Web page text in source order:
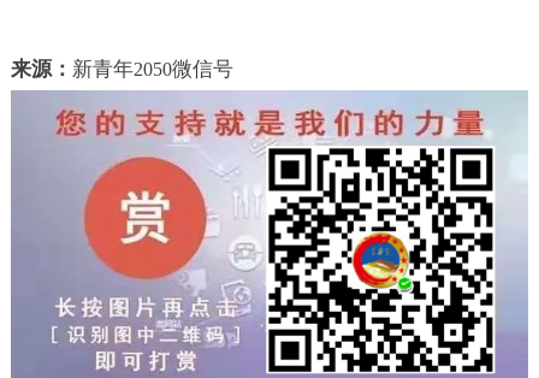
来源： 新青年2050微信号